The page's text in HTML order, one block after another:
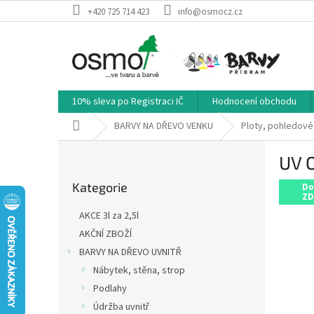
na
+420 725 714 423 info@osmocz.cz
10% sleva po Registraci IČ Hodnocení obchodu
Domů BARVY NA DŘEVO VENKU Ploty,
kategorie
Kategorie
AKCE 3l za 2,5l
AKČNÍ ZBOŽÍ
BARVY NA DŘEVO UVNITŘ
Nábytek, stěna, strop
Podlahy
Údržba uvnitř
UV